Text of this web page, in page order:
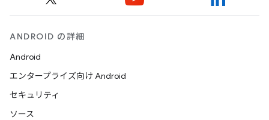
ANDROID の詳細
Android
エンタープライズ向け Android
セキュリティ
ソース